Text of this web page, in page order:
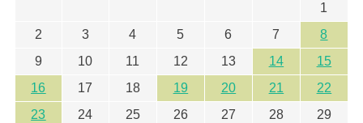
1
2
3 4 5 6 7
8
9
10 11 12 13 14
15
16
17 18 19 20 21
22
23
24 25 26 27 28
29